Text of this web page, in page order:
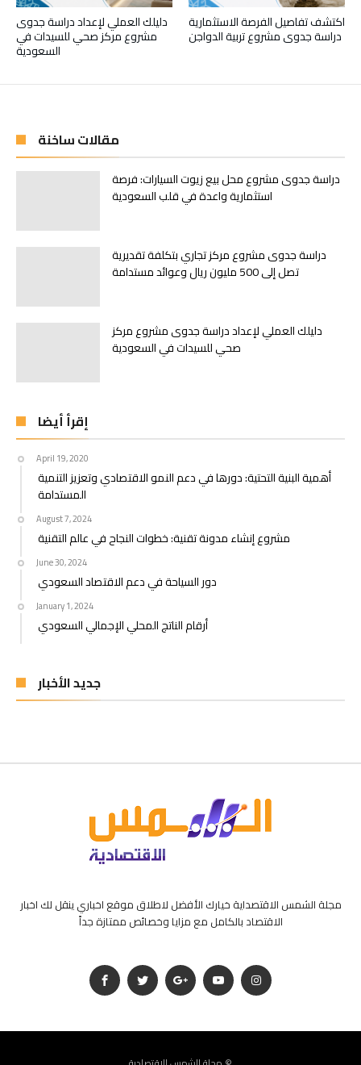
دليلك العملي لإعداد دراسة جدوى
مشروع مركز صحي للسيدات في
السعودية
اكتشف تفاصيل الفرصة الاستثمارية
دراسة جدوى مشروع تربية الدواجن
مقالات ساخنة
دراسة جدوى مشروع محل بيع زيوت السيارات: فرصة
استثمارية واعدة في قلب السعودية
دراسة جدوى مشروع مركز تجاري بتكلفة تقديرية
تصل إلى 500 مليون ريال وعوائد مستدامة
دليلك العملي لإعداد دراسة جدوى مشروع مركز
صحي للسيدات في السعودية
إقرأ أيضا
April 19, 2020
أهمية البنية التحتية: دورها في دعم النمو الاقتصادي وتعزيز التنمية
المستدامة
August 7, 2024
مشروع إنشاء مدونة تقنية: خطوات النجاح في عالم التقنية
June 30, 2024
دور السياحة في دعم الاقتصاد السعودي
January 1, 2024
أرقام الناتج المحلي الإجمالي السعودي
جديد الأخبار
مجلة الشمس الاقتصداية خيارك الأفضل لاطلاق موقع اخباري ينقل لك اخبار
الاقتصاد بالكامل مع مزايا وخصائص ممتازة جداً